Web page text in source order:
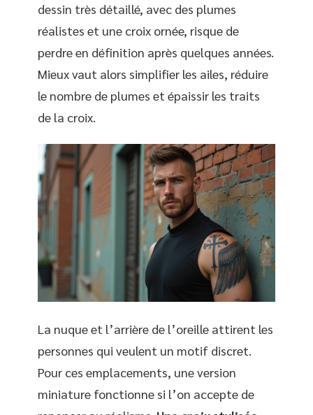
dessin très détaillé, avec des plumes
réalistes et une croix ornée, risque de
perdre en définition après quelques années.
Mieux vaut alors simplifier les ailes, réduire
le nombre de plumes et épaissir les traits
de la croix.
La nuque et l’arrière de l’oreille attirent les
personnes qui veulent un motif discret.
Pour ces emplacements, une version
miniature fonctionne si l’on accepte de